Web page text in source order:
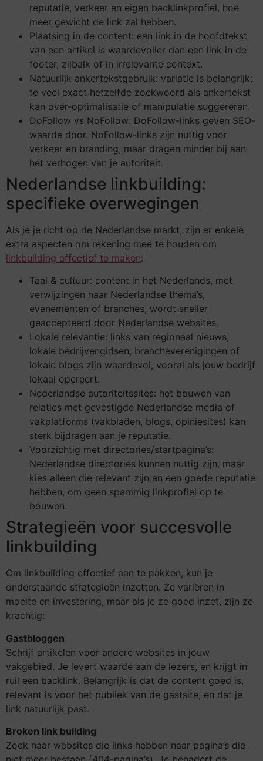
reputatie, verkeer en eigen backlinkprofiel, hoe
meer gewicht de link zal hebben.
Plaatsing in de content: een link in de hoofdtekst
van een artikel is waardevoller dan een link in de
footer, zijbalk of in irrelevante context.
Natuurlijk ankertekstgebruik: variatie is belangrijk;
te veel exact hetzelfde zoekwoord als ankertekst
kan over-optimalisatie of manipulatie suggereren.
DoFollow vs NoFollow: DoFollow-links geven SEO-
waarde door. NoFollow-links zijn nuttig voor
verkeer en branding, maar dragen minder bij aan
het verhogen van je autoriteit.
Nederlandse linkbuilding:
specifieke overwegingen
Als je je richt op de Nederlandse markt, zijn er enkele
extra aspecten om rekening mee te houden om
linkbuilding effectief te maken:
Taal & cultuur: content in het Nederlands, met
verwijzingen naar Nederlandse thema’s,
evenementen of branches, wordt sneller
geaccepteerd door Nederlandse websites.
Lokale relevantie: links van regionaal nieuws,
lokale bedrijvengidsen, brancheverenigingen of
lokale blogs zijn waardevol, vooral als jouw bedrijf
lokaal opereert.
Nederlandse autoriteitssites: het bouwen van
relaties met gevestigde Nederlandse media of
vakplatforms (vakbladen, blogs, opiniesites) kan
sterk bijdragen aan je reputatie.
Voorzichtig met directories/startpagina’s:
Nederlandse directories kunnen nuttig zijn, maar
kies alleen die relevant zijn en een goede reputatie
hebben, om geen spammig linkprofiel op te
bouwen.
Strategieën voor succesvolle
linkbuilding
Om linkbuilding effectief aan te pakken, kun je
onderstaande strategieën inzetten. Ze variëren in
moeite en investering, maar als je ze goed inzet, zijn ze
krachtig:
Gastbloggen
Schrijf artikelen voor andere websites in jouw
vakgebied. Je levert waarde aan de lezers, en krijgt in
ruil een backlink. Belangrijk is dat de content goed is,
relevant is voor het publiek van de gastsite, en dat je
link natuurlijk past.
Broken link building
Zoek naar websites die links hebben naar pagina’s die